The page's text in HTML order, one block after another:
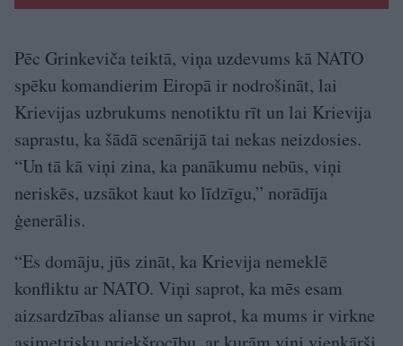
Pēc Grinkeviča teiktā, viņa uzdevums kā NATO
spēku komandierim Eiropā ir nodrošināt, lai
Krievijas uzbrukums nenotiktu rīt un lai Krievija
saprastu, ka šādā scenārijā tai nekas neizdosies.
“Un tā kā viņi zina, ka panākumu nebūs, viņi
neriskēs, uzsākot kaut ko līdzīgu,” norādīja
ģenerālis.
“Es domāju, jūs zināt, ka Krievija nemeklē
konfliktu ar NATO. Viņi saprot, ka mēs esam
aizsardzības alianse un saprot, ka mums ir virkne